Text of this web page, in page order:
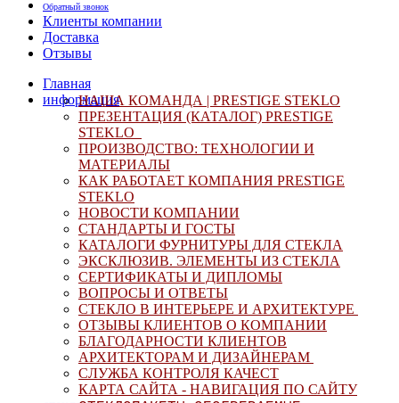
Обратный звонок
Клиенты компании
Доставка
Отзывы
Главная
информация
НАША КОМАНДА | PRESTIGE STEKLO
ПРЕЗЕНТАЦИЯ (КАТАЛОГ) PRESTIGE
STEKLO
ПРОИЗВОДСТВО: ТЕХНОЛОГИИ И
МАТЕРИАЛЫ
КАК РАБОТАЕТ КОМПАНИЯ PRESTIGE
STEKLO
НОВОСТИ КОМПАНИИ
СТАНДАРТЫ И ГОСТЫ
КАТАЛОГИ ФУРНИТУРЫ ДЛЯ СТЕКЛА
ЭКСКЛЮЗИВ. ЭЛЕМЕНТЫ ИЗ СТЕКЛА
СЕРТИФИКАТЫ И ДИПЛОМЫ
ВОПРОСЫ И ОТВЕТЫ
СТЕКЛО В ИНТЕРЬЕРЕ И АРХИТЕКТУРЕ
ОТЗЫВЫ КЛИЕНТОВ О КОМПАНИИ
БЛАГОДАРНОСТИ КЛИЕНТОВ
АРХИТЕКТОРАМ И ДИЗАЙНЕРАМ
СЛУЖБА КОНТРОЛЯ КАЧЕСТ
КАРТА САЙТА - НАВИГАЦИЯ ПО САЙТУ